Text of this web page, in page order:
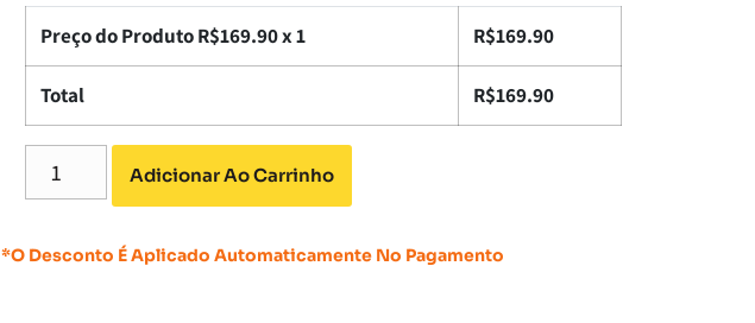
Preço do Produto R$169.90x 1 R$169.90
Total R$169.90
Adicionar Ao Carrinho
*O Desconto É Aplicado Automaticamente No Pagamento